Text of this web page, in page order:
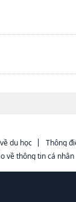
du học Thông
về thông tin cá nhân